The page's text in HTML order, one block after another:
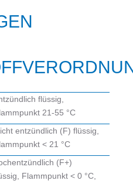
flüssig,
21-55 °C
entzündlich (F) flüssig,
< 21 °C
(F+)
Flammpunkt < 0 °C,